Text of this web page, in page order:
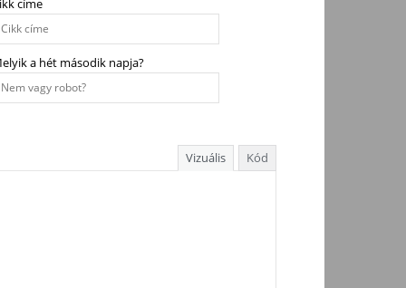
címe
a hét második napja?
Vizuális Kód